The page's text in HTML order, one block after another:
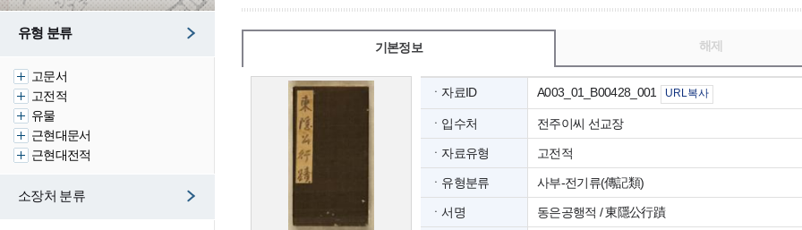
유형 분류
고문서
고전적
유물
근현대문서
근현대전적
소장처 분류
기본정보 해제
ㆍ자료ID A003_01_B00428_001 URL복사
ㆍ입수처 전주이씨 선교장
ㆍ자료유형 고전적
ㆍ유형분류 사부-전기류(傳記類)
ㆍ서명 동은공행적 / 東隱公行蹟